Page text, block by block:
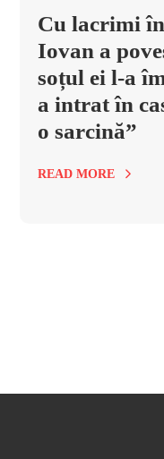
Cu lacrimi
Iovan a
soțul ei l-a
a intrat în
o sarcină”
READ MORE